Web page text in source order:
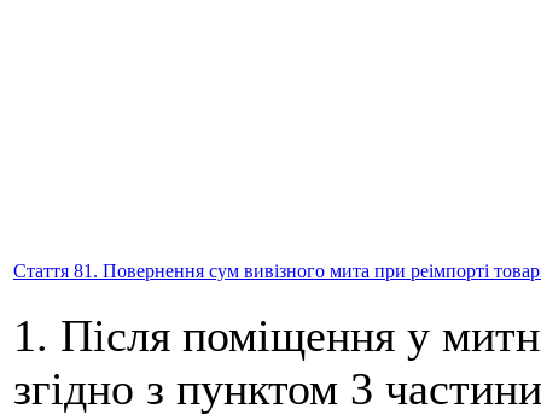
Стаття 81. Повернення сум вивізного мита при реімпорті
1. Після поміщення у
згідно з пунктом 3